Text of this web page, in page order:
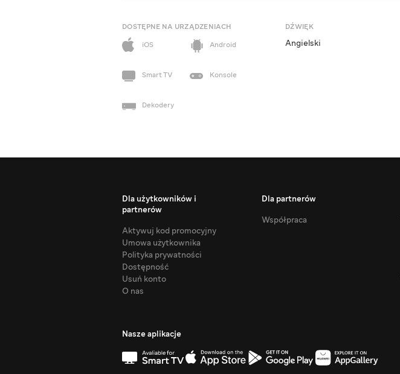
DOSTĘPNE NA URZĄDZENIACH
iOS
Android
Smart TV Konsole
Dekodery
DŹWIĘK
Angielski
Dla użytkowników i
partnerów
Aktywuj kod promocyjny
Umowa użytkownika
Polityka prywatności
Dostępność
Usuń konto
O nas
Dla partnerów
Współpraca
Nasze aplikacje